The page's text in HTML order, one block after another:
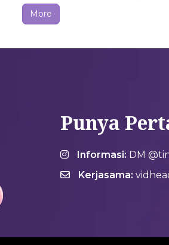
More
Punya
Informasi: DM
Kerjasama: